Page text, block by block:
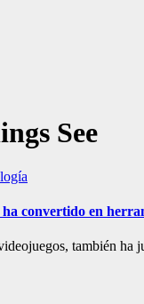
See
convertido en
también ha